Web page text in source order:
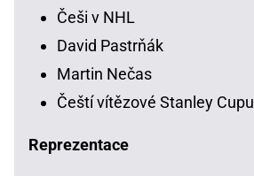
Češi v NHL
David Pastrňák
Martin Nečas
Čeští vítězové Stanley Cupu
Reprezentace